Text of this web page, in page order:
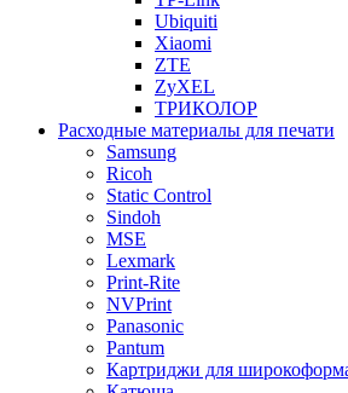
Ubiquiti
Xiaomi
ZTE
ZyXEL
ТРИКОЛОР
Расходные материалы для печати
Samsung
Ricoh
Static Control
Sindoh
MSE
Lexmark
Print-Rite
NVPrint
Panasonic
Pantum
Картриджи для